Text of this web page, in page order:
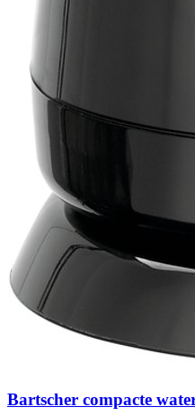
Bartscher compacte